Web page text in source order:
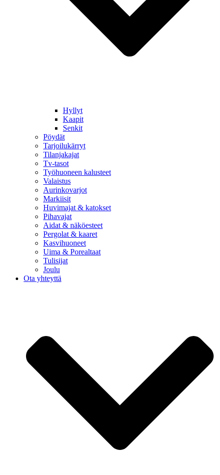
Hyllyt
Kaapit
Senkit
Pöydät
Tarjoilukärryt
Tilanjakajat
Tv-tasot
Työhuoneen kalusteet
Valaistus
Aurinkovarjot
Markiisit
Huvimajat & katokset
Pihavajat
Aidat & näköesteet
Pergolat & kaaret
Kasvihuoneet
Uima & Porealtaat
Tulisijat
Joulu
Ota yhteyttä